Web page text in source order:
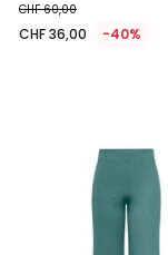
CHF 60,00
CHF 36,00 -40%